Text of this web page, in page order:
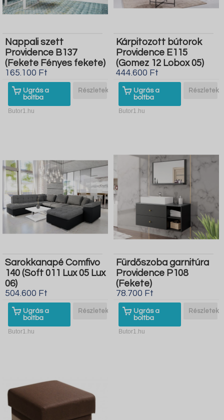
Nappali szett
Providence B137
(Fekete Fényes fekete)
165.100 Ft
Ugrás a
boltba
Részletek
Butor1.hu
Kárpitozott bútorok
Providence E115
(Gomez 12 Lobox 05)
444.600 Ft
Ugrás a
boltba
Részletek
Butor1.hu
Sarokkanapé Comfivo
140 (Soft 011 Lux 05 Lux
06)
504.600 Ft
Ugrás a
boltba
Részletek
Butor1.hu
Fürdőszoba garnitúra
Providence P108
(Fekete)
78.700 Ft
Ugrás a
boltba
Részletek
Butor1.hu